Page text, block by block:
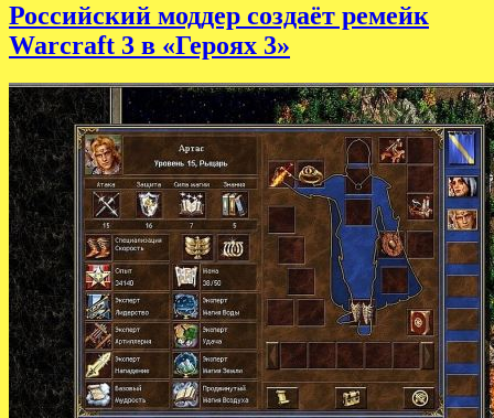
Российский моддер создаёт ремейк
Warcraft 3 в «Героях 3»